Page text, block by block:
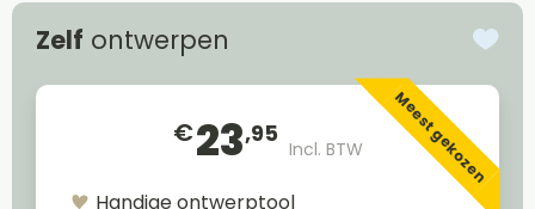
Zelf ontwerpen
€23,95
Incl. BTW Meest gekozen
Handige ontwerptool